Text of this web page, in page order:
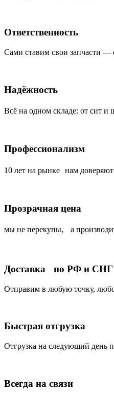
Ответственность
Сами ставим свои запчасти —
Надёжность
Всё на одном складе: от сит
Профессионализм
10 лет на рынке нам доверяют
Прозрачная цена
мы не перекупы, а
Доставка по РФ и СНГ
Отправим в любую точку,
Быстрая отгрузка
Отгрузка на следующий день
Всегда на связи